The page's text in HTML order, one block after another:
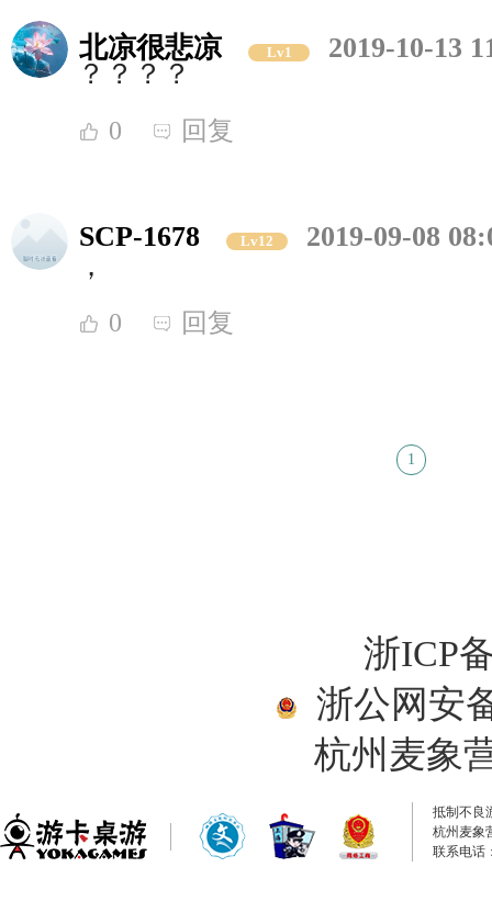
北凉很悲凉 Lv1
2019-10-13
？？？？
0 回复
SCP-1678 Lv12
2019-09-08
，
0 回复
1
浙ICP
浙公网安
杭州麦象
抵制不良
杭州麦象
联系电话